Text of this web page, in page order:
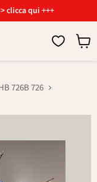
clicca qui +++
726B 726